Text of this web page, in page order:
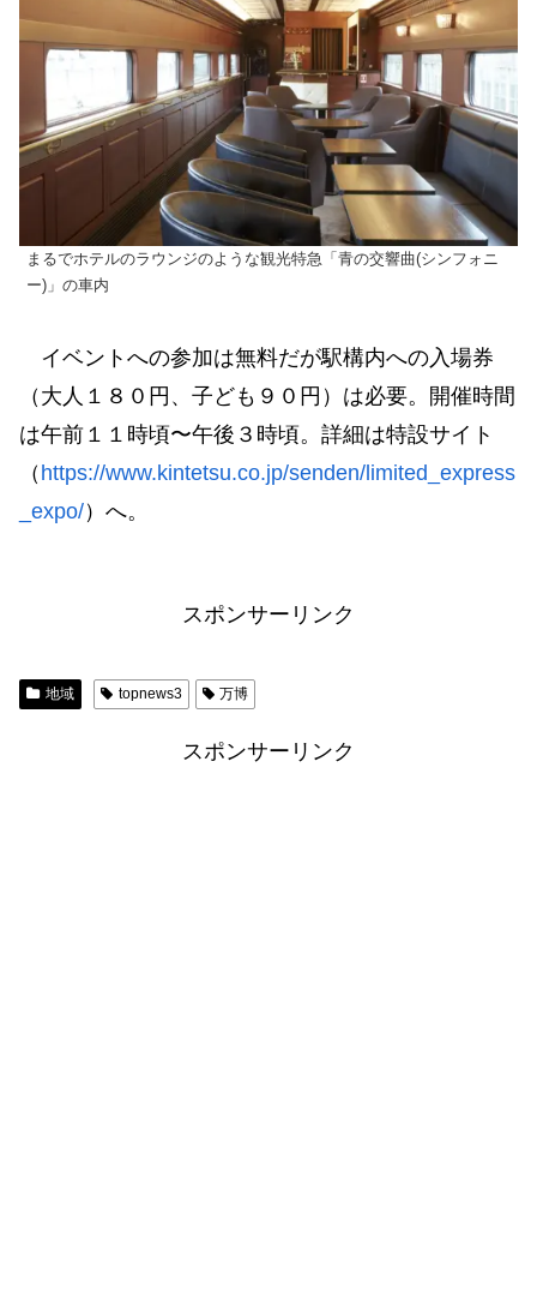
まるでホテルのラウンジのような観光特急「青の交響曲(シンフォニ
ー)」の車内
イベントへの参加は無料だが駅構内への入場券
（大人１８０円、子ども９０円）は必要。開催時間
は午前１１時頃〜午後３時頃。詳細は特設サイト
（ https://www.kintetsu.co.jp/senden/limited_express
_expo/）へ。
スポンサーリンク
地域 topnews3 万博
スポンサーリンク